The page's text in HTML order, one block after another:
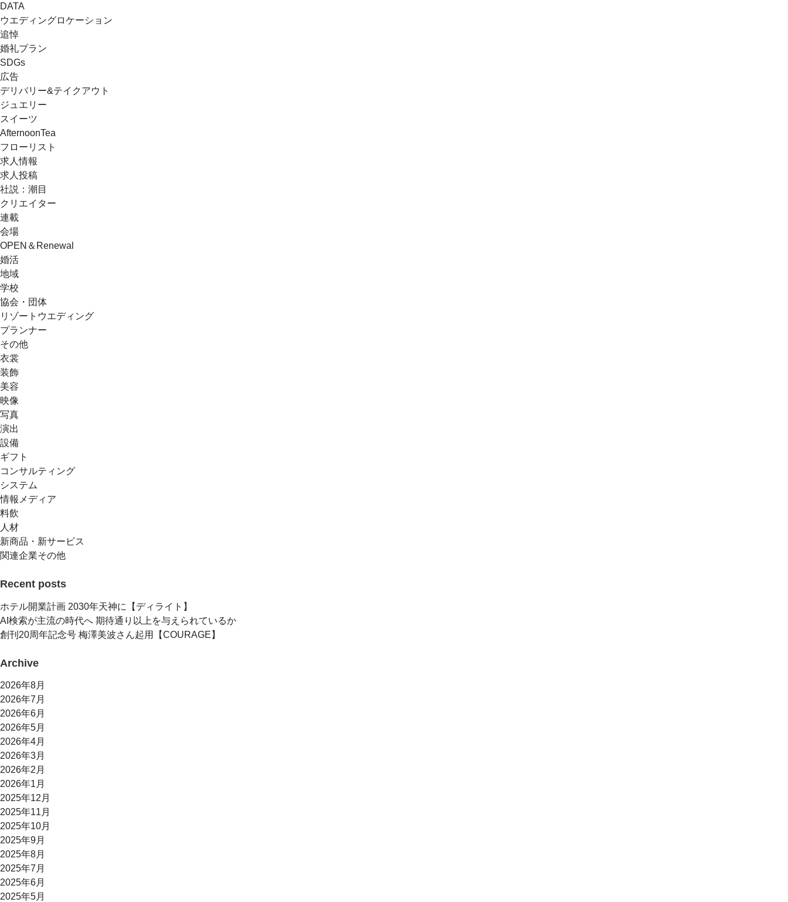
DATA
ウエディングロケーション
追悼
婚礼プラン
SDGs
広告
デリバリー&テイクアウト
ジュエリー
スイーツ
AfternoonTea
フローリスト
求人情報
求人投稿
社説：潮目
クリエイター
連載
会場
OPEN＆Renewal
婚活
地域
学校
協会・団体
リゾートウエディング
プランナー
その他
衣裳
装飾
美容
映像
写真
演出
設備
ギフト
コンサルティング
システム
情報メディア
料飲
人材
新商品・新サービス
関連企業その他
Recent posts
ホテル開業計画 2030年天神に【ディライト】
AI検索が主流の時代へ 期待通り以上を与えられているか
創刊20周年記念号 梅澤美波さん起用【COURAGE】
Archive
2026年8月
2026年7月
2026年6月
2026年5月
2026年4月
2026年3月
2026年2月
2026年1月
2025年12月
2025年11月
2025年10月
2025年9月
2025年8月
2025年7月
2025年6月
2025年5月